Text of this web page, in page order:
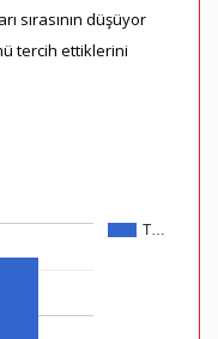
sırasının düşüyor
tercih ettiklerini
T…